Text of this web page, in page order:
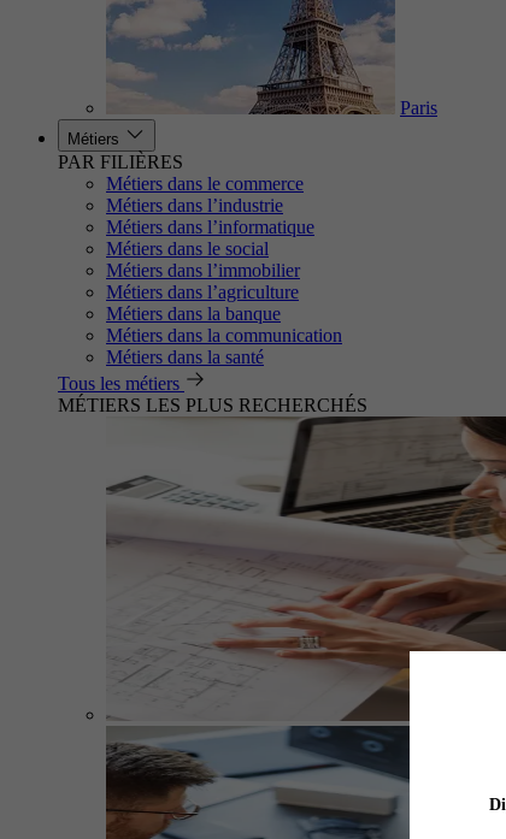
Paris
Métiers
PAR FILIÈRES
Métiers dans le commerce
Métiers dans l’industrie
Métiers dans l’informatique
Métiers dans le social
Métiers dans l’immobilier
Métiers dans l’agriculture
Métiers dans la banque
Métiers dans la communication
Métiers dans la santé
Tous les métiers
MÉTIERS LES PLUS RECHERCHÉS